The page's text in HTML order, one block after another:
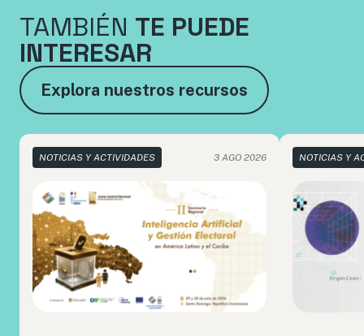
TAMBIÉN TE PUEDE
INTERESAR
Explora nuestros recursos
NOTICIAS Y ACTIVIDADES 3 AGO 2026 NOTICIAS Y